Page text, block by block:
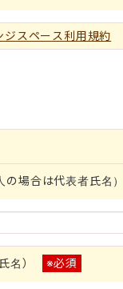
スペース利用規約
の場合は代表者氏名）
名） ※必須